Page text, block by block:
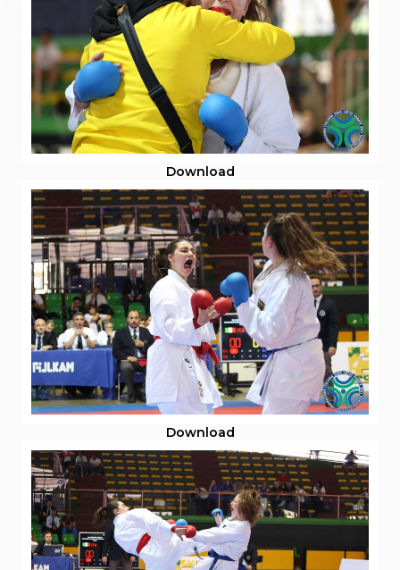
Download
Download